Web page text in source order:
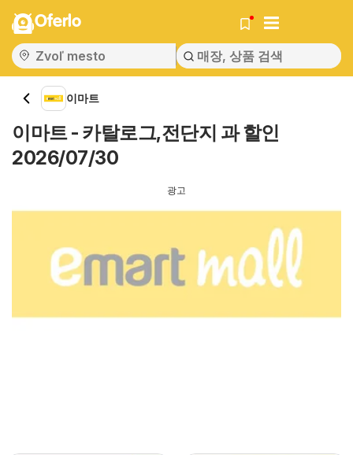
Oferlo
이마트
이마트 - 카탈로그,전단지 과 할인
2026/07/30
광고